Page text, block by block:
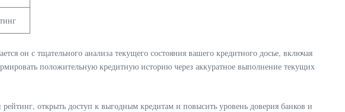
он с тщательного анализа текущего состояния вашего кредитного досье, включая
положительную кредитную историю через аккуратное выполнение текущих
открыть доступ к выгодным кредитам и повысить уровень доверия банков и